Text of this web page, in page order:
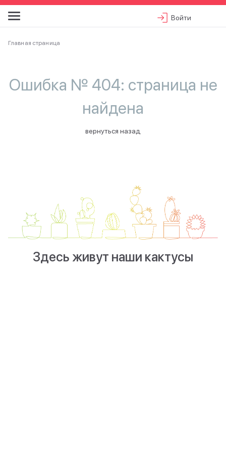
Войти
Главная страница
Ошибка № 404: страница не
найдена
вернуться назад
Здесь живут наши кактусы